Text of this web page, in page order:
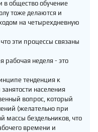
в общество обучение
тоже делаются и
на четырехдневную
эти процессы связаны
рабочая неделя - это
тенденция к
населения
вопрос, который
(желательно при
массы бездельников, что
времени и